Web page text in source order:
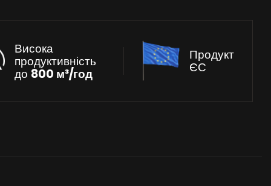
Висока
продуктивність
до 800 м³/год
Продукт
ЄС